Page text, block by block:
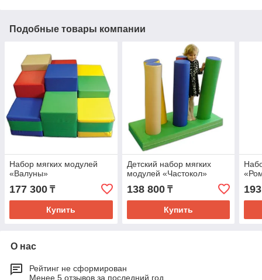
Подобные товары компании
Набор мягких модулей
«Валуны»
177 300 ₸
Купить
Детский набор мягких
модулей «Частокол»
138 800₸
Купить
О нас
Рейтинг не сформирован
Менее 5 отзывов за последний год